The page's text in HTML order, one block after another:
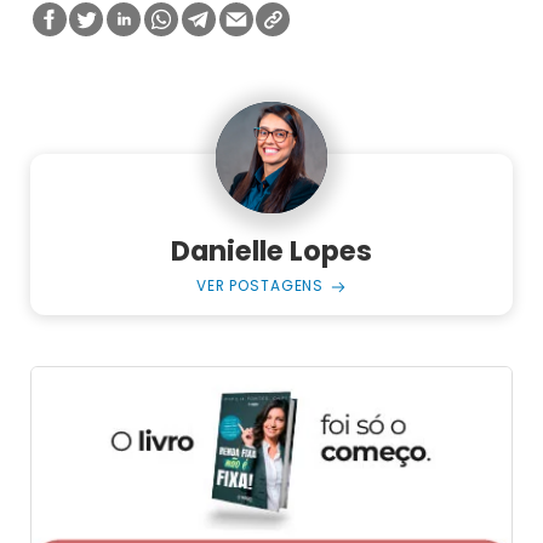
Danielle Lopes
VER POSTAGENS